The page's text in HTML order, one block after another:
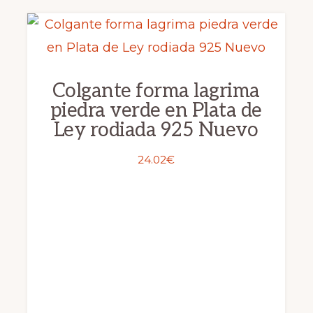
Colgante forma lagrima
piedra verde en Plata de
Ley rodiada 925 Nuevo
24.02€